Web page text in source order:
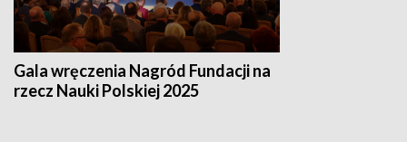
Gala wręczenia Nagród Fundacji na
rzecz Nauki Polskiej 2025